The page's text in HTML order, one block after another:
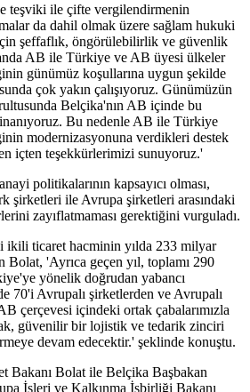
teşviki ile çifte vergilendirmenin
da dahil olmak üzere sağlam hukuki
şeffaflık, öngörülebilirlik ve güvenlik
AB ile Türkiye ve AB üyesi ülkeler
günümüz koşullarına uygun şekilde
çok yakın çalışıyoruz. Günümüzün
Belçika'nın AB içinde bu
Bu nedenle AB ile Türkiye
modernizasyonuna verdikleri destek
içten teşekkürlerimizi sunuyoruz.'
politikalarının kapsayıcı olması,
şirketleri ile Avrupa şirketleri arasındaki
zayıflatmaması gerektiğini vurguladı.
ikili ticaret hacminin yılda 233 milyar
Bolat, 'Ayrıca geçen yıl, toplamı 290
yönelik doğrudan yabancı
70'i Avrupalı şirketlerden ve Avrupalı
çerçevesi içindeki ortak çabalarımızla
güvenilir bir lojistik ve tedarik zinciri
devam edecektir.' şeklinde konuştu.
Bakanı Bolat ile Belçika Başbakan
İşleri ve Kalkınma İşbirliği Bakanı